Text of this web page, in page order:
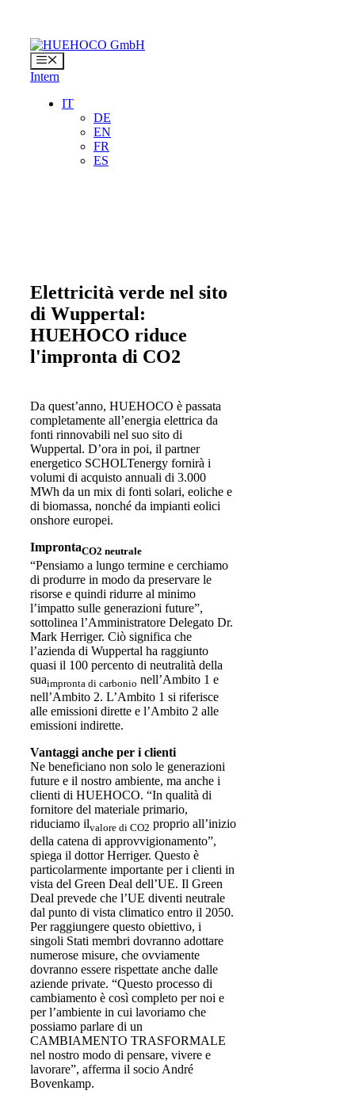
contenuto
Menu
Intern
IT
DE
EN
FR
ES
Elettricità verde nel sito
di Wuppertal:
HUEHOCO riduce
l'impronta di CO2
Da quest’anno, HUEHOCO è passata
completamente all’energia elettrica da
fonti rinnovabili nel suo sito di
Wuppertal. D’ora in poi, il partner
energetico SCHOLTenergy fornirà i
volumi di acquisto annuali di 3.000
MWh da un mix di fonti solari, eoliche e
di biomassa, nonché da impianti eolici
onshore europei.
ImprontaCO2 neutrale
“Pensiamo a lungo termine e cerchiamo
di produrre in modo da preservare le
risorse e quindi ridurre al minimo
l’impatto sulle generazioni future”,
sottolinea l’Amministratore Delegato Dr.
Mark Herriger. Ciò significa che
l’azienda di Wuppertal ha raggiunto
quasi il 100 percento di neutralità della
suaimpronta di carbonio nell’Ambito 1 e
nell’Ambito 2. L’Ambito 1 si riferisce
alle emissioni dirette e l’Ambito 2 alle
emissioni indirette.
Vantaggi anche per i clienti
Ne beneficiano non solo le generazioni
future e il nostro ambiente, ma anche i
clienti di HUEHOCO. “In qualità di
fornitore del materiale primario,
riduciamo ilvalore di CO2 proprio all’inizio
della catena di approvvigionamento”,
spiega il dottor Herriger. Questo è
particolarmente importante per i clienti in
vista del Green Deal dell’UE. Il Green
Deal prevede che l’UE diventi neutrale
dal punto di vista climatico entro il 2050.
Per raggiungere questo obiettivo, i
singoli Stati membri dovranno adottare
numerose misure, che ovviamente
dovranno essere rispettate anche dalle
aziende private. “Questo processo di
cambiamento è così completo per noi e
per l’ambiente in cui lavoriamo che
possiamo parlare di un
CAMBIAMENTO TRASFORMALE
nel nostro modo di pensare, vivere e
lavorare”, afferma il socio André
Bovenkamp.